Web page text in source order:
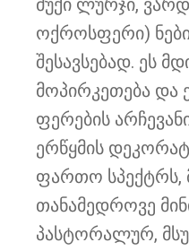
მუქი ლურჯი,
ოქროსფერი)
შესავსებად. ეს
მოპირკეთება
ფერების
ერწყმის
ფართო სპექტრს,
თანამედროვე
პასტორალურ,